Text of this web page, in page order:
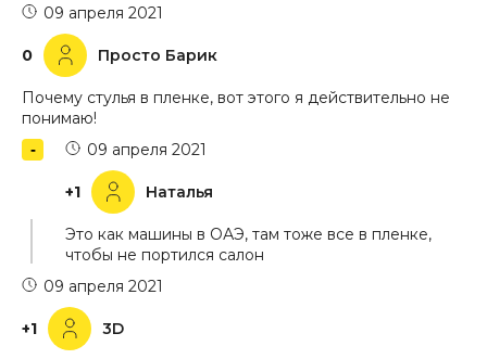
0 Просто Барик
09 апреля 2021
Почему стулья в пленке, вот этого я действительно не
понимаю!
+1 Наталья
09 апреля 2021
Это как машины в ОАЭ, там тоже все в пленке,
чтобы не портился салон
+1 3D
09 апреля 2021